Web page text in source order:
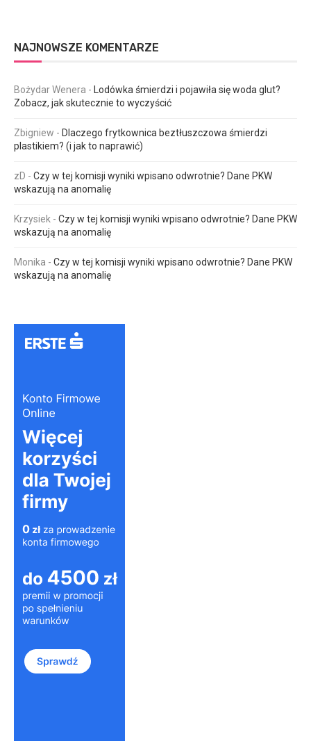
NAJNOWSZE KOMENTARZE
Bożydar Wenera - Lodówka śmierdzi i pojawiła się woda glut?
Zobacz, jak skutecznie to wyczyścić
Zbigniew - Dlaczego frytkownica beztłuszczowa śmierdzi
plastikiem? (i jak to naprawić)
zD - Czy w tej komisji wyniki wpisano odwrotnie? Dane PKW
wskazują na anomalię
Krzysiek - Czy w tej komisji wyniki wpisano odwrotnie? Dane PKW
wskazują na anomalię
Monika - Czy w tej komisji wyniki wpisano odwrotnie? Dane PKW
wskazują na anomalię